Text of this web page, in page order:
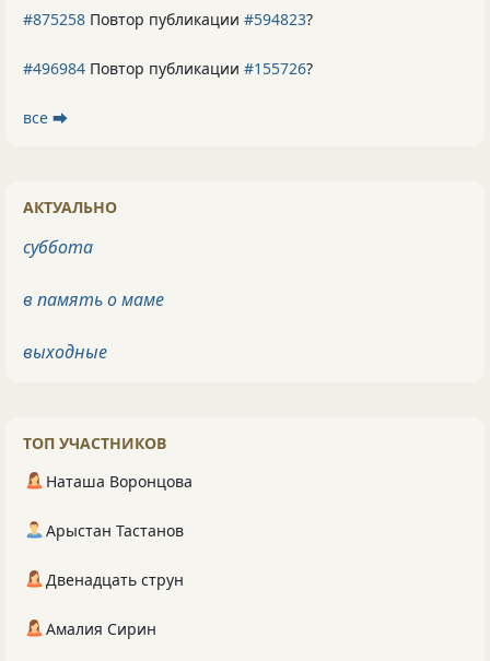
#875258 Повтор публикации #594823?
#496984 Повтор публикации #155726?
все ⮕
АКТУАЛЬНО
суббота
в память о маме
выходные
ТОП УЧАСТНИКОВ
Наташа Воронцова
Арыстан Тастанов
Двенадцать струн
Амалия Сирин